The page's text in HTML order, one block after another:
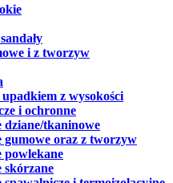
i z tworzyw
z wysokości
i ochronne
dziane/tkaninowe
gumowe oraz z tworzyw
powlekane
skórzane